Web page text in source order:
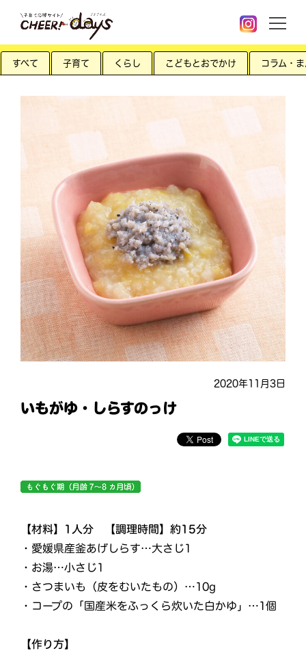
すべて 子育て くらし こどもとおでかけ コラム・
2020年11月3日
いもがゆ・しらすのっけ
【材料】1人分 【調理時間】約15分
・愛媛県産釜あげしらす…大さじ1
・お湯…小さじ1
・さつまいも（皮をむいたもの）…10g
・コープの「国産米をふっくら炊いた白かゆ」…1個
【作り方】